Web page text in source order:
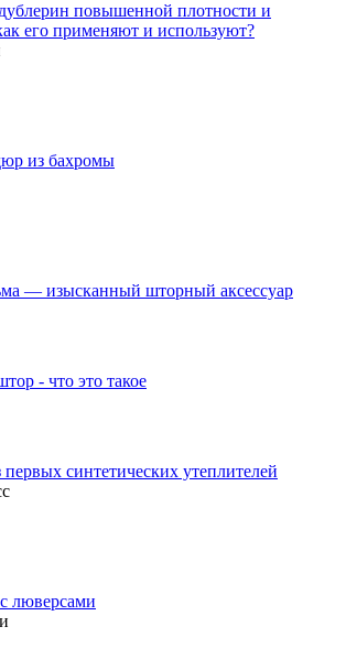
повышенной плотности и
его применяют и используют?
из бахромы
— изысканный шторный аксессуар
- что это такое
синтетических утеплителей
люверсами